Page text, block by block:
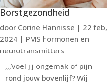
Borstgezondheid
door Corine Hannisse | 22 feb,
2024 | PMS hormonen en
neurotransmitters
,,,Voel jij ongemak of pijn
rond jouw bovenlijf? Wij